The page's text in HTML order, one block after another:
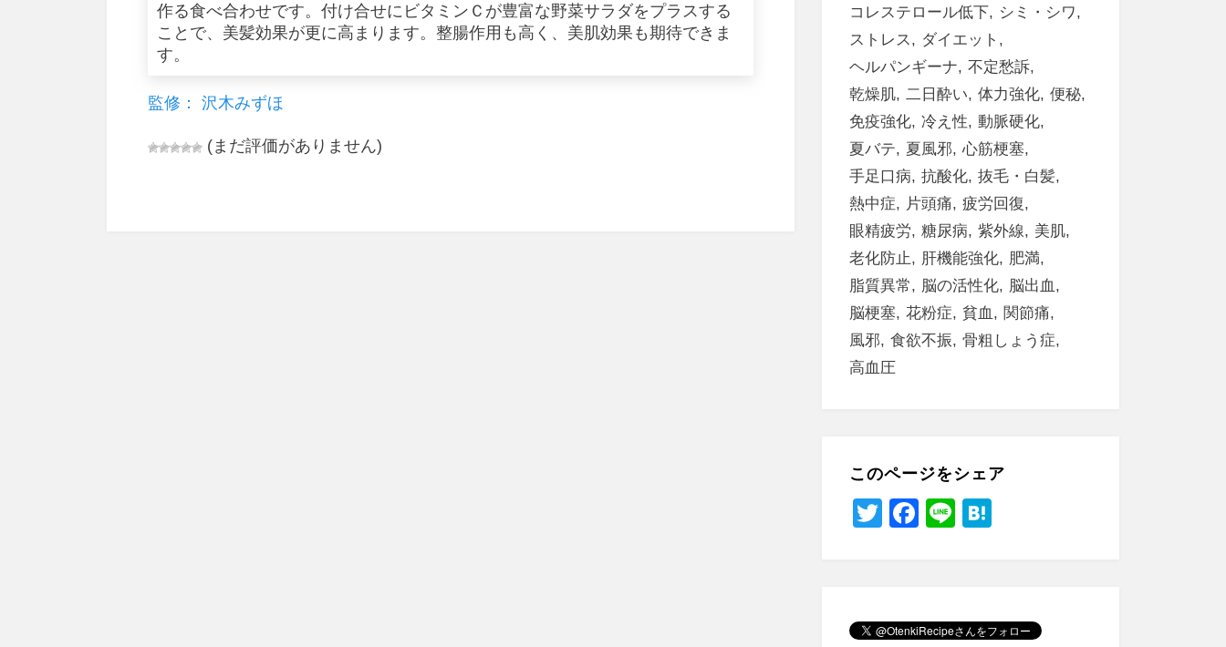
作る食べ合わせです。付け合せにビタミンＣが豊富な野菜サラダをプラスする
ことで、美髪効果が更に高まります。整腸作用も高く、美肌効果も期待できま
す。
監修： 沢木みずほ
(まだ評価がありません)
コレステロール低下
シミ・シワ
ストレス
ダイエット
ヘルパンギーナ
不定愁訴
乾燥肌 二日酔い 体力強化 便秘
免疫強化 冷え性
動脈硬化
夏バテ
夏風邪
心筋梗塞
手足口病
抗酸化 抜毛・白髪
熱中症
片頭痛
疲労回復
眼精疲労
糖尿病 紫外線
美肌
老化防止
肝機能強化
肥満
脂質異常
脳の活性化
脳出血
脳梗塞
花粉症 貧血
関節痛
風邪
食欲不振
骨粗しょう症
高血圧
このページをシェア
T
F
b
Li
a